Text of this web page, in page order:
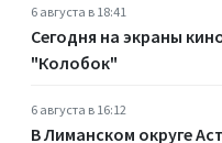
6 августа в 18:41
Сегодня на экраны
"Колобок"
6 августа в 16:12
В Лиманском округе